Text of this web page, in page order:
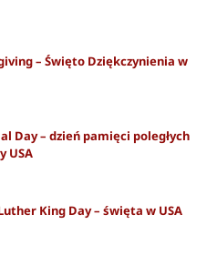
– Święto Dziękczynienia w
Day – dzień pamięci poległych
USA
King Day – święta w USA